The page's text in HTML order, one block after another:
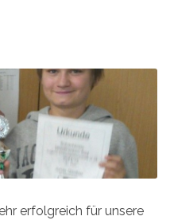
erfolgreich für unsere